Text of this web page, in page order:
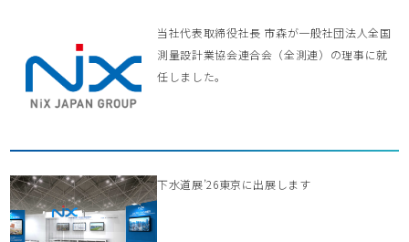
当社代表取締役社長 市森が一般社団法人全国
測量設計業協会連合会（全測連）の理事に就
任しました。
下水道展’26東京に出展します